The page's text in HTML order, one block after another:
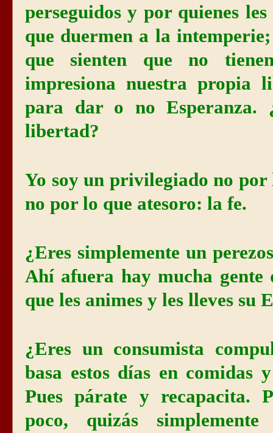
perseguidos y por quienes
que duermen a la
que sienten que no
impresiona nuestra propia
para dar o no Esperanza.
libertad?
Yo soy un privilegiado no por
no por lo que atesoro: la fe.
¿Eres simplemente un
Ahí afuera hay mucha gente
que les animes y les lleves su
¿Eres un consumista
basa estos días en comidas
Pues párate y recapacita.
poco, quizás simplemente